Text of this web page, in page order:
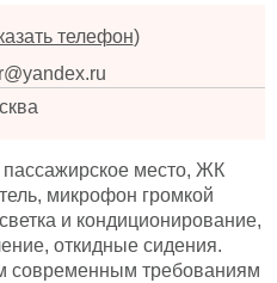
телефон)
место, ЖК
микрофон громкой
и кондиционирование,
откидные сидения.
современным требованиям